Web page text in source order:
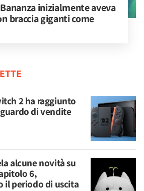
inizialmente aveva
braccia giganti come
2 ha raggiunto
di vendite
alcune novità su
6,
il periodo di uscita